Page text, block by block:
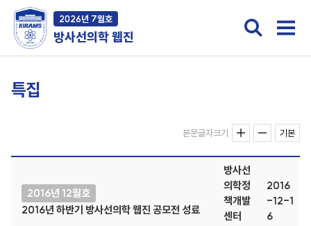
2026년 7월호
방사선의학 웹진
특집
본문글자크기 기본
2016년 12월호
2016년 하반기 방사선의학 웹진 공모전 성료
방사선
의학정
책개발
센터
2016
-12-1
6